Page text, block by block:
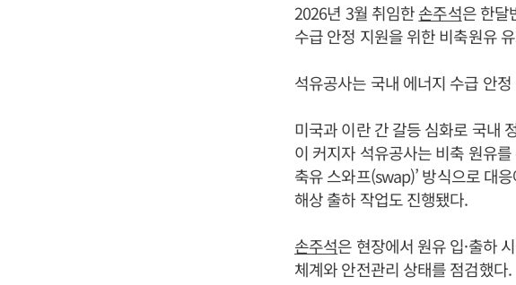
2026년 3월 취임한손주석은 한달
수급 안정 지원을 위한 비축원유
석유공사는 국내 에너지 수급 안
미국과 이란 간 갈등 심화로 국내
이 커지자 석유공사는 비축 원유
축유 스와프(swap)’ 방식으로 대
해상 출하 작업도 진행됐다.
손주석은 현장에서 원유 입·출하
체계와 안전관리 상태를 점검했다.